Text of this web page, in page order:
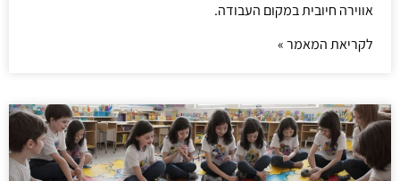
אווירה חיובית במקום העבודה.
לקריאת המאמר »